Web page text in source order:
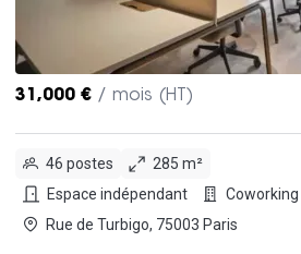
31,000 € / mois (HT)
46 postes
285 m²
Espace indépendant
Coworking
Rue de Turbigo, 75003 Paris